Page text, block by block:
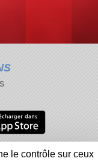
cookies
le contrôle sur ceux